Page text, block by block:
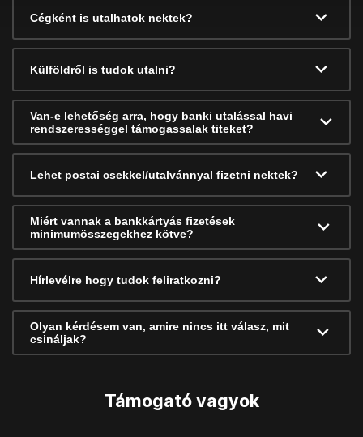
Cégként is utalhatok nektek?
Külföldről is tudok utalni?
Van-e lehetőség arra, hogy banki utalással havi
rendszerességgel támogassalak titeket?
Lehet postai csekkel/utalvánnyal fizetni nektek?
Miért vannak a bankkártyás fizetések
minimumösszegekhez kötve?
Hírlevélre hogy tudok feliratkozni?
Olyan kérdésem van, amire nincs itt válasz, mit
csináljak?
Támogató vagyok